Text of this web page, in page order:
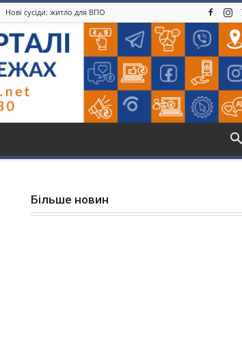
Нові сусіди: житло для ВПО
Більше новин